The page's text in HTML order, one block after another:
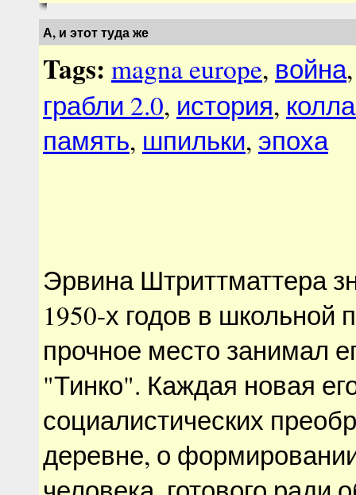
А, и этот туда же
Tags: magna europe, война
грабли 2.0, история,
память, шпильки, эпоха
Эрвина Штриттматтера
1950-х годов в школьной
прочное место занимал
"Тинко". Каждая новая
социалистических
деревне, о